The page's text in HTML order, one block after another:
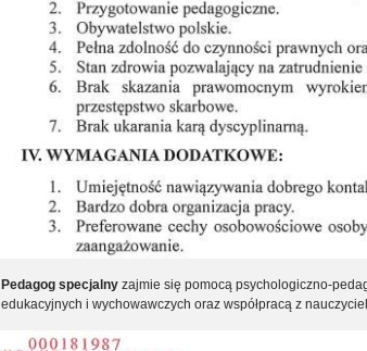
Pedagog specjalny zajmie się pomocą psychologiczno-
edukacyjnych i wychowawczych oraz współpracą z